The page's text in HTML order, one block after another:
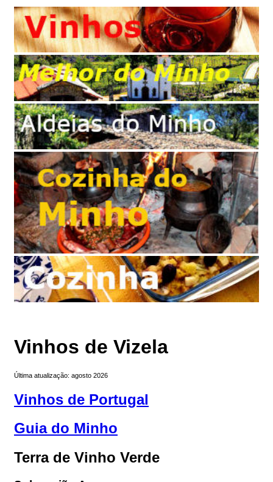
Vinhos de Vizela
Última atualização: agosto 2026
Vinhos de Portugal
Guia do Minho
Terra de Vinho Verde